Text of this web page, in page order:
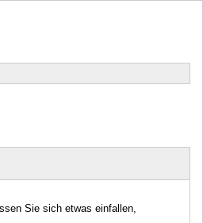
Sie sich etwas einfallen,